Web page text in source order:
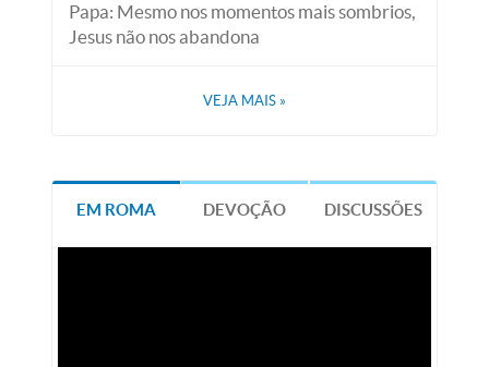
Papa: Mesmo nos momentos mais sombrios,
Jesus não nos abandona
VEJA MAIS »
EM ROMA DEVOÇÃO DISCUSSÕES